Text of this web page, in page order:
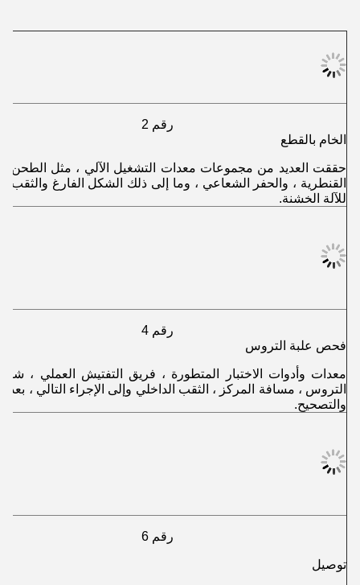
رقم 2
الخام بالقطع
حققت العديد من مجموعات معدات التشغيل الآلي ، مثل الطحن
القنطرية ، والحفر الشعاعي ، وما إلى ذلك الشكل الفارغ والثقب
للآلة الخشنة.
رقم 4
فحص علبة التروس
معدات وأدوات الاختبار المتطورة ، فريق التفتيش العملي ،
التروس ، مسافة المركز ، الثقب الداخلي وإلى الإجراء التالي ،
والتصحيح.
رقم 6
توصيل